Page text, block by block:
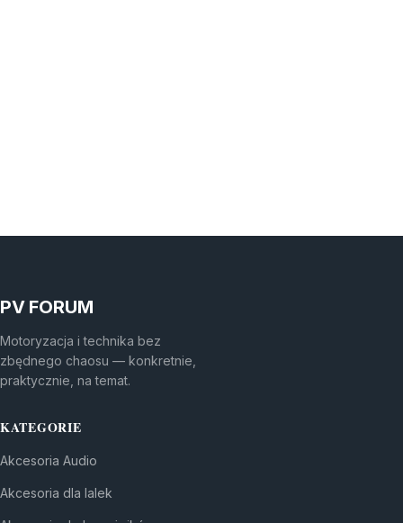
PV FORUM
Motoryzacja i technika bez
zbędnego chaosu — konkretnie,
praktycznie, na temat.
KATEGORIE
Akcesoria Audio
Akcesoria dla lalek